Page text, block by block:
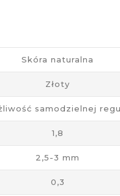
Skóra naturalna
Złoty
samodzielnej
1,8
2,5-3 mm
0,3